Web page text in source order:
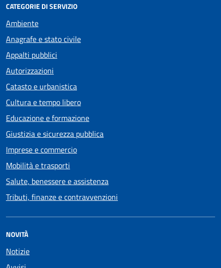
CATEGORIE DI SERVIZIO
Ambiente
Anagrafe e stato civile
Appalti pubblici
Autorizzazioni
Catasto e urbanistica
Cultura e tempo libero
Educazione e formazione
Giustizia e sicurezza pubblica
Imprese e commercio
Mobilità e trasporti
Salute, benessere e assistenza
Tributi, finanze e contravvenzioni
NOVITÀ
Notizie